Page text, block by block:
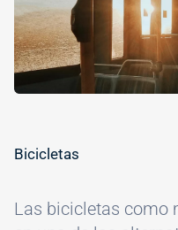
Bicicletas
Las bicicletas como